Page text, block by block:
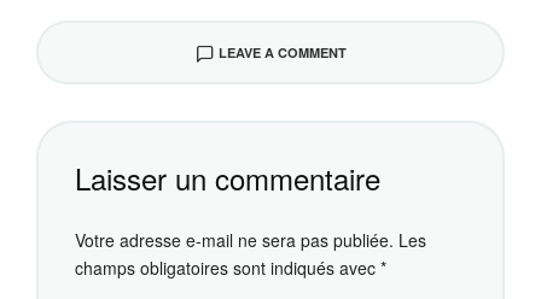
LEAVE A COMMENT
Laisser un commentaire
Votre adresse e-mail ne sera pas publiée. Les
champs obligatoires sont indiqués avec *